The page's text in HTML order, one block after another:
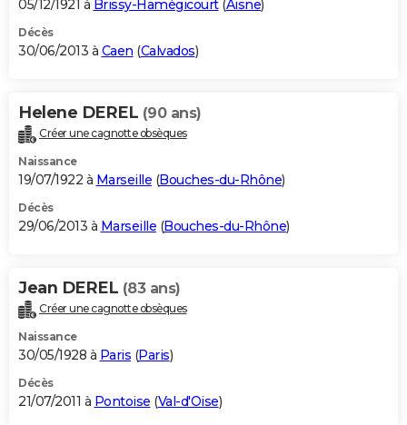
05/12/1921 à Brissy-Hamégicourt(Aisne)
Décès
30/06/2013 à Caen (Calvados)
Helene DEREL (90 ans)
Créer une cagnotte obsèques
Naissance
19/07/1922 à Marseille (Bouches-du-Rhône)
Décès
29/06/2013 à Marseille (Bouches-du-Rhône)
Jean DEREL (83 ans)
Créer une cagnotte obsèques
Naissance
30/05/1928 à Paris (Paris)
Décès
21/07/2011 à Pontoise (Val-d'Oise)